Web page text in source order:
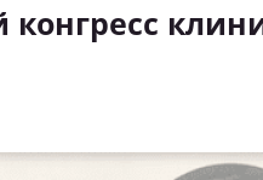
конгресс